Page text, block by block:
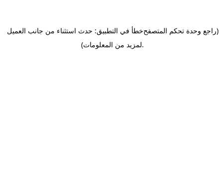
خطأ في التطبيق: حدث استثناء من جانب العميل(راجع وحدة تحكم المتصفح
لمزيد من المعلومات).